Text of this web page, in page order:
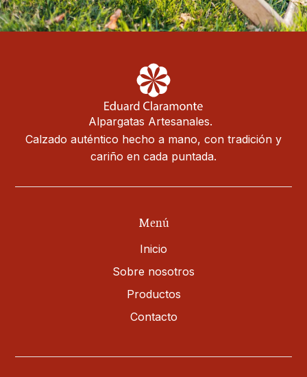
Alpargatas Artesanales.
Calzado auténtico hecho a mano, con tradición y
cariño en cada puntada.
Menú
Inicio
Sobre nosotros
Productos
Contacto